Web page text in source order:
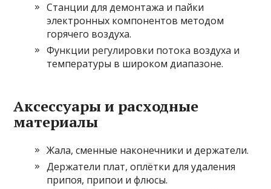
Станции для демонтажа и пайки
электронных компонентов методом
горячего воздуха.
Функции регулировки потока воздуха и
температуры в широком диапазоне.
Аксессуары и расходные
материалы
Жала, сменные наконечники и держатели.
Держатели плат, оплётки для удаления
припоя, припои и флюсы.